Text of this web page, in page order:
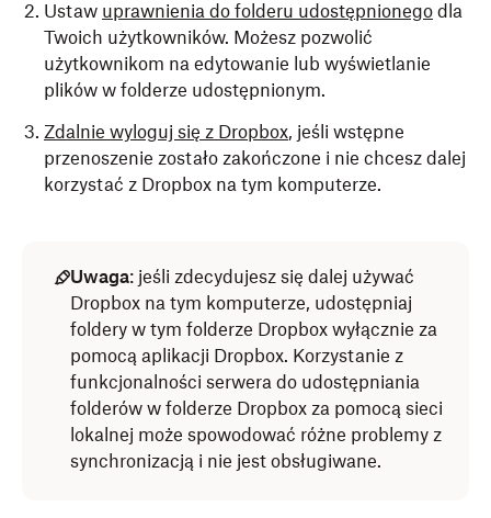
Ustaw uprawnienia do folderu udostępnionego dla
Twoich użytkowników. Możesz pozwolić
użytkownikom na edytowanie lub wyświetlanie
plików w folderze udostępnionym.
Zdalnie wyloguj się z Dropbox, jeśli wstępne
przenoszenie zostało zakończone i nie chcesz dalej
korzystać z Dropbox na tym komputerze.
Uwaga: jeśli zdecydujesz się dalej używać
Dropbox na tym komputerze, udostępniaj
foldery w tym folderze Dropbox wyłącznie za
pomocą aplikacji Dropbox. Korzystanie z
funkcjonalności serwera do udostępniania
folderów w folderze Dropbox za pomocą sieci
lokalnej może spowodować różne problemy z
synchronizacją i nie jest obsługiwane.